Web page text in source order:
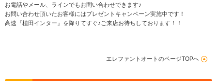
お電話やメール、ラインでもお問い合わせできます♪
お問い合わせ頂いたお客様にはプレゼントキャンペーン実施中です！
高速『植田インター』を降りてすぐ♪ご来店お待ちしております！！
エレファントオートのページTOPへ